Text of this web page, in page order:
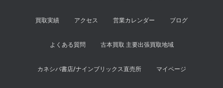
買取実績 アクセス 営業カレンダー ブログ
よくある質問 古本買取 主要出張買取地域
カネシバ書店/ナインブリックス直売所 マイページ